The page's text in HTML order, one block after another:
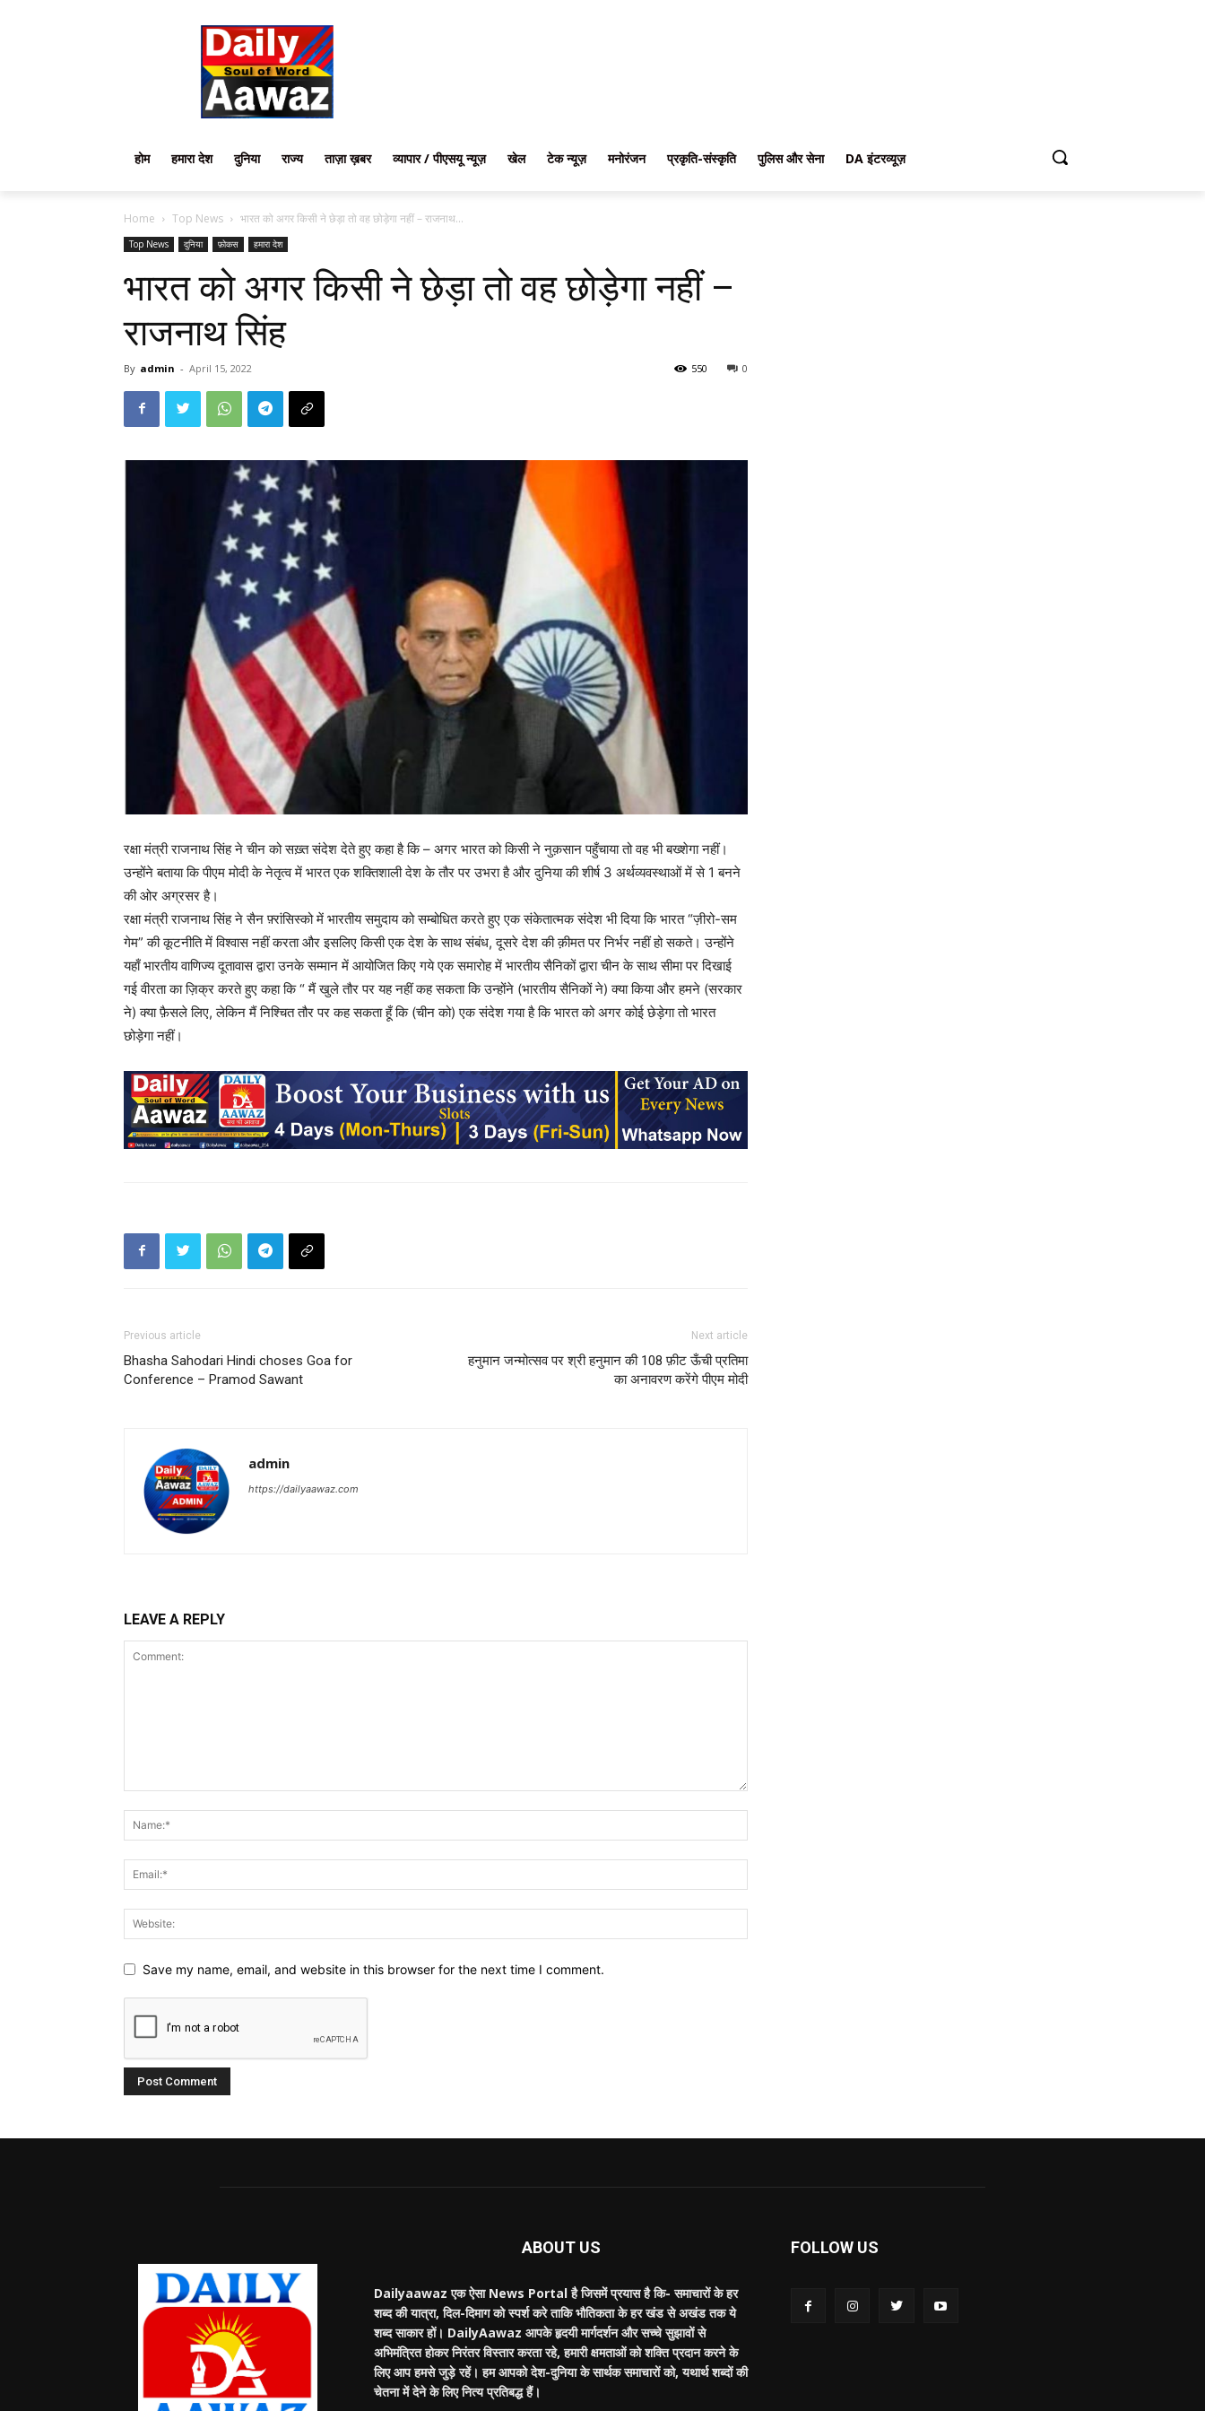
होम हमारा देश दुनिया राज्य ताज़ा ख़बर व्यापार / पीएसयू न्यूज़ खेल टेक न्यूज़ मनोरंजन प्रकृति-संस्कृति पुलिस और सेना DA इंटरव्यूज़
Home Top News भारत को अगर किसी ने छेड़ा तो वह छोड़ेगा नहीं – राजनाथ...
Top News दुनिया फ़ोकस हमारा देश
भारत को अगर किसी ने छेड़ा तो वह छोड़ेगा नहीं –
राजनाथ सिंह
By admin - April 15, 2022 0
550
रक्षा मंत्री राजनाथ सिंह ने चीन को सख़्त संदेश देते हुए कहा है कि – अगर भारत को किसी ने नुक़सान पहुँचाया तो वह भी बख्शेगा नहीं।
उन्होंने बताया कि पीएम मोदी के नेतृत्व में भारत एक शक्तिशाली देश के तौर पर उभरा है और दुनिया की शीर्ष 3 अर्थव्यवस्थाओं में से 1 बनने
की ओर अग्रसर है।
रक्षा मंत्री राजनाथ सिंह ने सैन फ़्रांसिस्को में भारतीय समुदाय को सम्बोधित करते हुए एक संकेतात्मक संदेश भी दिया कि भारत “ज़ीरो-सम
गेम” की कूटनीति में विश्वास नहीं करता और इसलिए किसी एक देश के साथ संबंध, दूसरे देश की क़ीमत पर निर्भर नहीं हो सकते। उन्होंने
यहाँ भारतीय वाणिज्य दूतावास द्वारा उनके सम्मान में आयोजित किए गये एक समारोह में भारतीय सैनिकों द्वारा चीन के साथ सीमा पर दिखाई
गई वीरता का ज़िक्र करते हुए कहा कि “ मैं खुले तौर पर यह नहीं कह सकता कि उन्होंने (भारतीय सैनिकों ने) क्या किया और हमने (सरकार
ने) क्या फ़ैसले लिए, लेकिन मैं निश्चित तौर पर कह सकता हूँ कि (चीन को) एक संदेश गया है कि भारत को अगर कोई छेड़ेगा तो भारत
छोड़ेगा नहीं।
Previous article
Bhasha Sahodari Hindi choses Goa for
Conference – Pramod Sawant
Next article
हनुमान जन्मोत्सव पर श्री हनुमान की 108 फ़ीट ऊँची प्रतिमा
का अनावरण करेंगे पीएम मोदी
admin
https://dailyaawaz.com
LEAVE A REPLY
Save my name, email, and website in this browser for the next time I comment.
ABOUT US
Dailyaawaz एक ऐसा News Portal है जिसमें प्रयास है कि- समाचारों के हर
शब्द की यात्रा, दिल-दिमाग को स्पर्श करे ताकि भौतिकता के हर खंड से अखंड तक ये
शब्द साकार हों। DailyAawaz आपके हृदयी मार्गदर्शन और सच्चे सुझावों से
अभिमंत्रित होकर निरंतर विस्तार करता रहे, हमारी क्षमताओं को शक्ति प्रदान करने के
लिए आप हमसे जुड़े रहें। हम आपको देश-दुनिया के सार्थक समाचारों को, यथार्थ शब्दों की
चेतना में देने के लिए नित्य प्रतिबद्ध हैं।
FOLLOW US